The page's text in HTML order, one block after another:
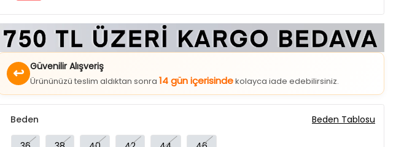
↩ Güvenilir Alışveriş
Ürününüzü teslim aldıktan sonra14 gün içerisindekolayca iade edebilirsiniz.
36